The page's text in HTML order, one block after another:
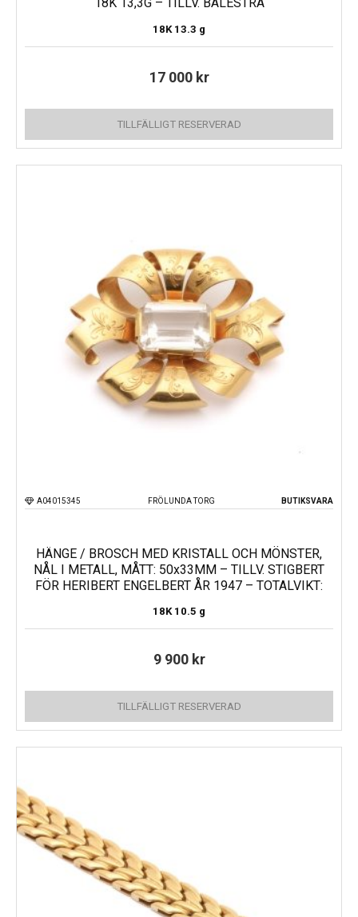
18K 13.3 g
17 000 kr
TILLFÄLLIGT RESERVERAD
FRÖLUNDA TORG
A04015345 BUTIKSVARA
HÄNGE / BROSCH MED KRISTALL OCH MÖNSTER,
NÅL I METALL, MÅTT: 50x33MM – TILLV. STIGBERT
FÖR HERIBERT ENGELBERT ÅR 1947 – TOTALVIKT:
18K 10.5 g
9 900 kr
TILLFÄLLIGT RESERVERAD